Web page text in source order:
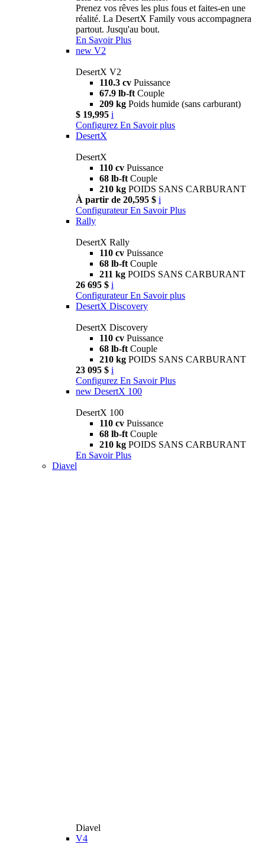
Prenez vos rêves les plus fous et faites-en une
réalité. La DesertX Family vous accompagnera
partout. Jusqu'au bout.
En Savoir Plus
new V2
DesertX V2
110.3 cv Puissance
67.9 lb-ft Couple
209 kg Poids humide (sans carburant)
$ 19,995 i
Configurez En Savoir plus
DesertX
DesertX
110 cv Puissance
68 lb-ft Couple
210 kg POIDS SANS CARBURANT
À partir de 20,595 $ i
Configurateur En Savoir Plus
Rally
DesertX Rally
110 cv Puissance
68 lb-ft Couple
211 kg POIDS SANS CARBURANT
26 695 $ i
Configurateur En Savoir plus
DesertX Discovery
DesertX Discovery
110 cv Puissance
68 lb-ft Couple
210 kg POIDS SANS CARBURANT
23 095 $ i
Configurez En Savoir Plus
new DesertX 100
DesertX 100
110 cv Puissance
68 lb-ft Couple
210 kg POIDS SANS CARBURANT
En Savoir Plus
Diavel
Diavel
V4